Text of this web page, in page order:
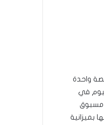
واحدة
في
مسبوق